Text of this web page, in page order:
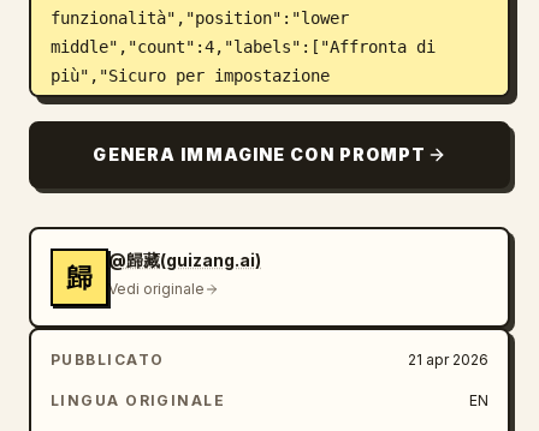
funzionalità","position":"lower
middle","count":4,"labels":["Affronta di
più","Sicuro per impostazione
predefinita","Funziona con i tuoi
{"title":"banner call to
action","position":"bottom","count":3,"labels
ChatGPT o tramite API.","pulsante
freccia"]}],"centerpiece":"grande icona
quadrata arrotondata fluttuante vicino
all'angolo in alto a destra con simbolo delle
parentesi di codice nero"},"content_blocks":
{"eyebrow":"
AGGIORNAMENTO PRODOTTO
GENERA IMMAGINE CON PROMPT
歸
@歸藏(guizang.ai)
Vedi originale
PUBBLICATO 21 apr 2026
LINGUA ORIGINALE EN